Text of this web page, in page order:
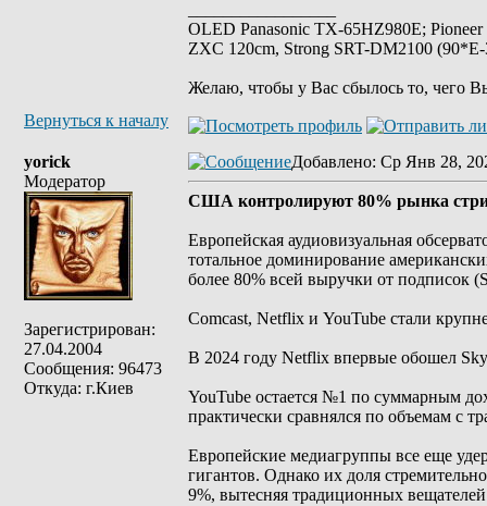
OLED Panasonic TX-65HZ980E;
ZXC 120cm, Strong SRT-DM2100
Желаю, чтобы у Вас сбылось то, чего
Вернуться к началу
yorick
Модератор
Зарегистрирован:
27.04.2004
Сообщения: 96473
Откуда: г.Киев
Добавлено: Ср Янв 28,
США контролируют 80% рынка
Европейская аудиовизуальная
тотальное доминирование
более 80% всей выручки от подписок
Comcast, Netflix и YouTube стали
В 2024 году Netflix впервые обошел
YouTube остается №1 по суммарным
практически сравнялся по объемам с
Европейские медиагруппы все еще
гигантов. Однако их доля
9%, вытесняя традиционных